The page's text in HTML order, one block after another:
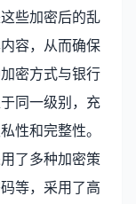
些加密后的乱
容，从而确保
密方式与银行
同一级别，充
性和完整性。
了多种加密策
等，采用了高